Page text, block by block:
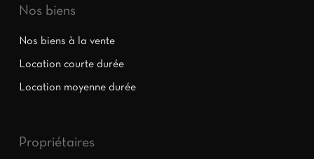
Nos biens
Nos biens à la vente
Location courte durée
Location moyenne durée
Propriétaires